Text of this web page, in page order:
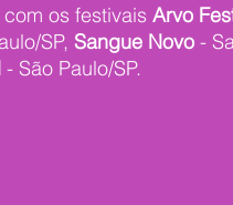
os festivais Arvo
SP, Sangue Novo -
- São Paulo/SP.